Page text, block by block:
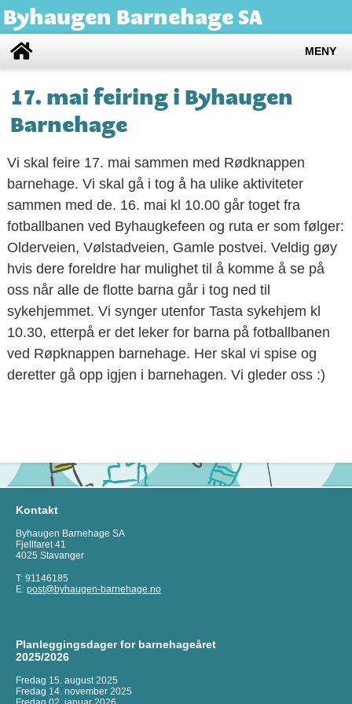
Byhaugen Barnehage SA
MENY
17. mai feiring i Byhaugen
Barnehage
Vi skal feire 17. mai sammen med Rødknappen
barnehage. Vi skal gå i tog å ha ulike aktiviteter
sammen med de. 16. mai kl 10.00 går toget fra
fotballbanen ved Byhaugkefeen og ruta er som følger:
Olderveien, Vølstadveien, Gamle postvei. Veldig gøy
hvis dere foreldre har mulighet til å komme å se på
oss når alle de flotte barna går i tog ned til
sykehjemmet. Vi synger utenfor Tasta sykehjem kl
10.30, etterpå er det leker for barna på fotballbanen
ved Røpknappen barnehage. Her skal vi spise og
deretter gå opp igjen i barnehagen. Vi gleder oss :)
Kontakt
Byhaugen Barnehage SA
Fjellfaret 41
4025 Stavanger
T: 91146185
E: post@byhaugen-barnehage.no
Planleggingsdager for barnehageåret
2025/2026
Fredag 15. august 2025
Fredag 14. november 2025